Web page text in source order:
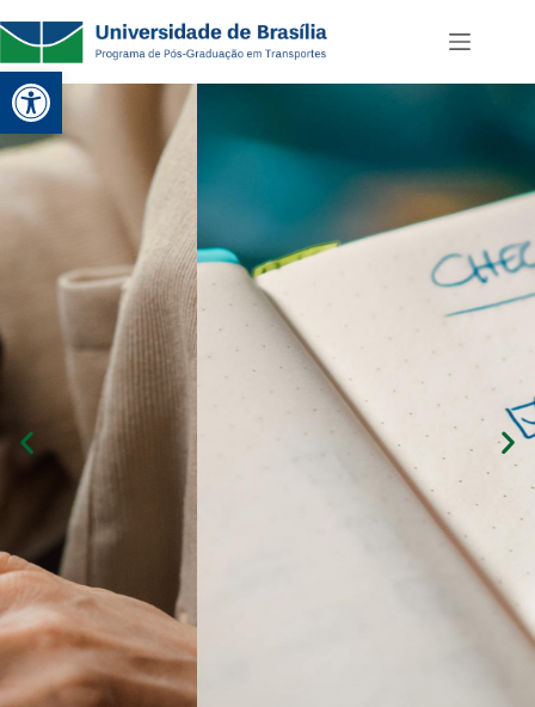
Abrir a barra de ferramentas